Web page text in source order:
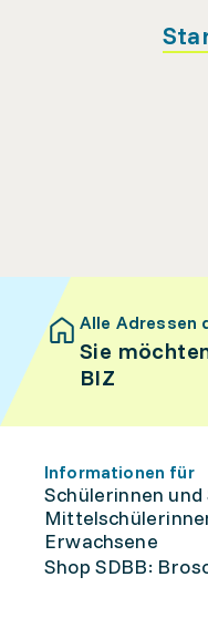
Alle Adressen
Sie
BIZ
Informationen für
Schülerinnen und
Erwachsene
Shop SDBB: